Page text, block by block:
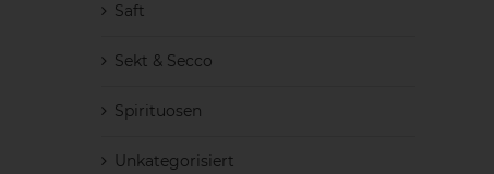
Saft
Sekt & Secco
Spirituosen
Unkategorisiert